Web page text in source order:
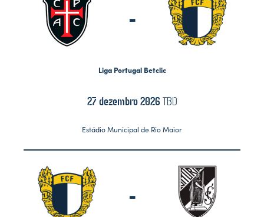
-
Liga Portugal Betclic
27 dezembro 2026 TBD
Estádio Municipal de Rio Maior
-